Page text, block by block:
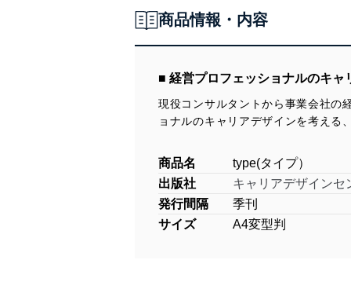
商品情報・内容
■ 経営プロフェッショナルのキャ
現役コンサルタントから事業会社の
ョナルのキャリアデザインを考える
商品名
type(タイプ）
出版社
キャリアデザインセ
発行間隔
季刊
サイズ
A4変型判